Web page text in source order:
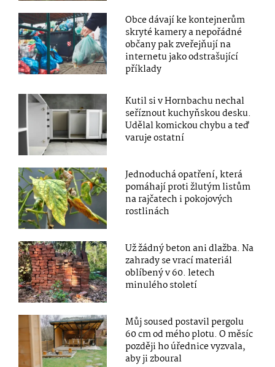
Obce dávají ke kontejnerům
skryté kamery a nepořádné
občany pak zveřejňují na
internetu jako odstrašující
příklady
Kutil si v Hornbachu nechal
seříznout kuchyňskou desku.
Udělal komickou chybu a teď
varuje ostatní
Jednoduchá opatření, která
pomáhají proti žlutým listům
na rajčatech i pokojových
rostlinách
Už žádný beton ani dlažba. Na
zahrady se vrací materiál
oblíbený v 60. letech
minulého století
Můj soused postavil pergolu
60 cm od mého plotu. O měsíc
později ho úřednice vyzvala,
aby ji zboural